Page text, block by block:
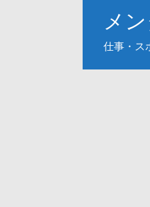
メ
仕事・ス